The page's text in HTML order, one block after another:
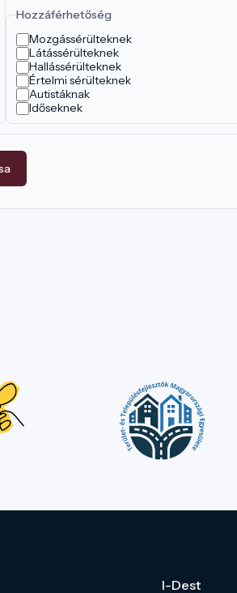
Hozzáférhetőség
Mozgássérülteknek
Látássérülteknek
Hallássérülteknek
Értelmi sérülteknek
Autistáknak
Időseknek
I-Dest